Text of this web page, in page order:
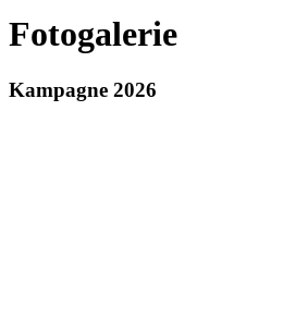
Fotogalerie
Kampagne 2026